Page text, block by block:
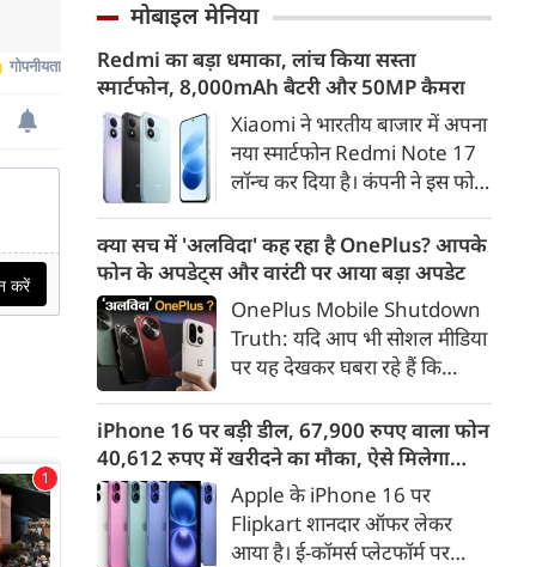
व्यापक नशामुक्ति अभियान
चलाएगी। विधानसभा परिसर में उच्च
शिक्षा मंत्री योगेंद्र उपाध्याय की
अध्यक्षता में प्रदेश के सभी राजकीय
विश्वविद्यालयों के कुलसचिवों एवं
आयोजित की गई।
मोबाइल मेनिया
Redmi का बड़ा धमाका, लांच किया सस्ता
स्मार्टफोन, 8,000mAh बैटरी और 50MP कैमरा
Xiaomi ने भारतीय बाजार में अपना
नया स्मार्टफोन Redmi Note 17
लॉन्च कर दिया है। कंपनी ने इस फोन
डिस्प्ले, 8,000mAh की बड़ी बैटरी
और Qualcomm Snapdragon
चिपसेट के साथ पेश किया है। फोन में
50MP का मेन कैमरा दिया गया है।
इसके अलावा Redmi Note 17 में
Corning Gorilla Glass 7i
प्रोटेक्शन, IP65 रेटिंग और मजबूत
चेसिस जैसे फीचर्स मिलते हैं।
क्या सच में 'अलविदा' कह रहा है OnePlus? आपके
फोन के अपडेट्स और वारंटी पर आया बड़ा अपडेट
OnePlus Mobile Shutdown
Truth: यदि आप भी सोशल मीडिया
पर यह देखकर घबरा रहे हैं कि
तो थोड़ा ठहरिए! टेक वर्ल्ड में किसी
समय 'फ्लैगशिप किलर' के नाम से
मशहूर इस ब्रांड को लेकर इंटरनेट पर
लगातार कयासबाजी का दौर जारी है।
iPhone 16 पर बड़ी डील, 67,900 रुपए वाला फोन
40,612 रुपए में खरीदने का मौका, ऐसे मिलेगा
डिस्काउंट
Apple के iPhone 16 पर
Flipkart शानदार ऑफर लेकर
आया है। ई-कॉमर्स प्लेटफॉर्म पर